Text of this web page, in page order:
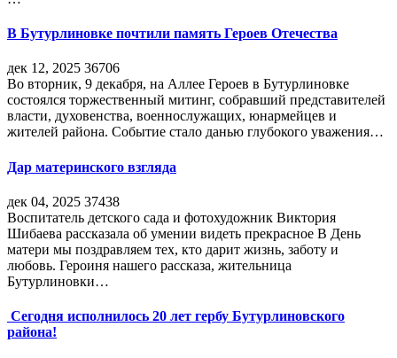
В Бутурлиновке почтили память Героев Отечества
дек 12, 2025 36706
Во вторник, 9 декабря, на Аллее Героев в Бутурлиновке
состоялся торжественный митинг, собравший представителей
власти, духовенства, военнослужащих, юнармейцев и
жителей района. Событие стало данью глубокого уважения…
Дар материнского взгляда
дек 04, 2025 37438
Воспитатель детского сада и фотохудожник Виктория
Шибаева рассказала об умении видеть прекрасное В День
матери мы поздравляем тех, кто дарит жизнь, заботу и
любовь. Героиня нашего рассказа, жительница
Бутурлиновки…
Сегодня исполнилось 20 лет гербу Бутурлиновского
района!